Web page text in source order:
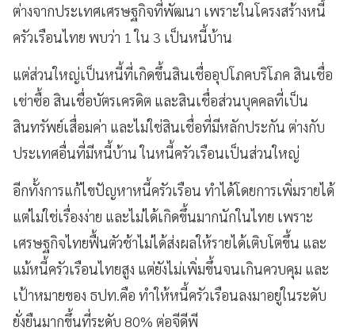
ต่างจากประเทศเศรษฐกิจที่พัฒนา เพราะในโครงสร้างหนี้
ครัวเรือนไทย พบว่า 1 ใน 3 เป็นหนี้บ้าน
แต่ส่วนใหญ่เป็นหนี้ที่เกิดขึ้นสินเชื่ออุปโภคบริโภค สินเชื่อ
เช่าซื้อ สินเชื่อบัตรเครดิต และสินเชื่อส่วนบุคคลที่เป็น
สินทรัพย์เสื่อมค่า และไม่ใช่สินเชื่อที่มีหลักประกัน ต่างกับ
ประเทศอื่นที่มีหนี้บ้าน ในหนี้ครัวเรือนเป็นส่วนใหญ่
อีกทั้งการแก้ไขปัญหาหนี้ครัวเรือน ทำได้โดยการเพิ่มรายได้
แต่ไม่ใช่เรื่องง่าย และไม่ได้เกิดขึ้นมากนักในไทย เพราะ
เศรษฐกิจไทยฟื้นตัวช้าไม่ได้ส่งผลให้รายได้เติบโตขึ้น และ
แม้หนี้ครัวเรือนไทยสูง แต่ยังไม่เพิ่มขึ้นจนเกินควบคุม และ
เป้าหมายของ ธปท.คือ ทำให้หนี้ครัวเรือนลงมาอยู่ในระดับ
ยั่งยืนมากขึ้นที่ระดับ 80% ต่อจีดีพี